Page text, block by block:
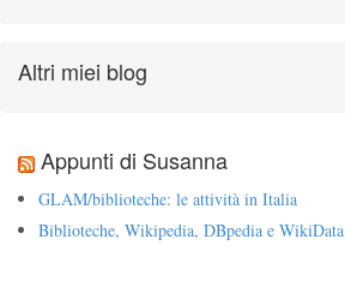
Altri miei blog
Appunti di Susanna
GLAM/biblioteche: le attività in Italia
Biblioteche, Wikipedia, DBpedia e WikiData